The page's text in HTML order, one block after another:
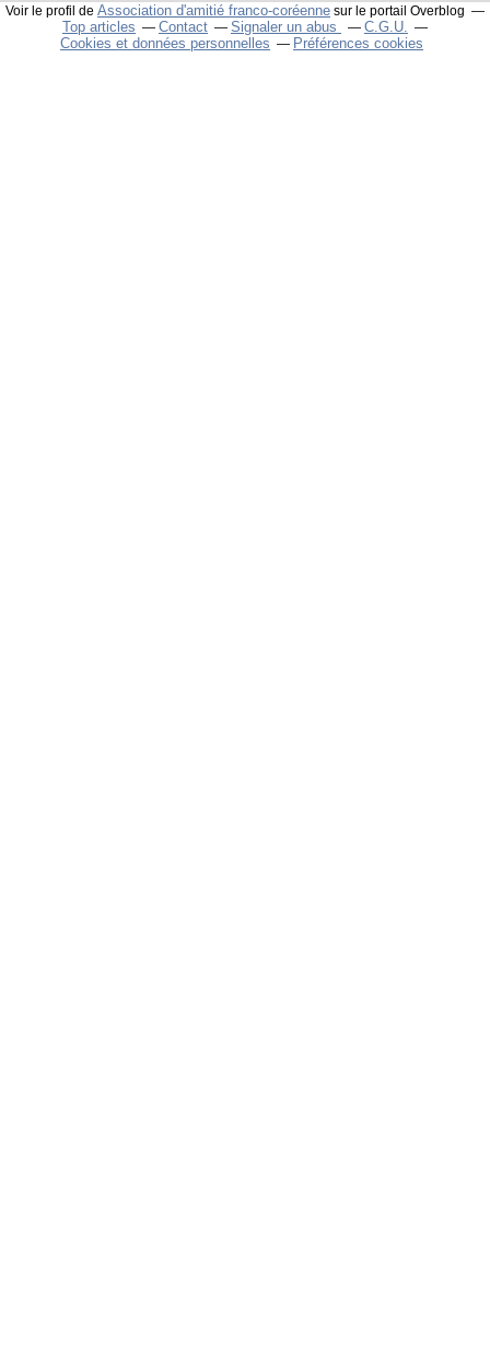
Voir le profil de Association d'amitié franco-coréenne sur le portail Overblog
Top articles Contact Signaler un abus
C.G.U.
Cookies et données personnelles
Préférences cookies